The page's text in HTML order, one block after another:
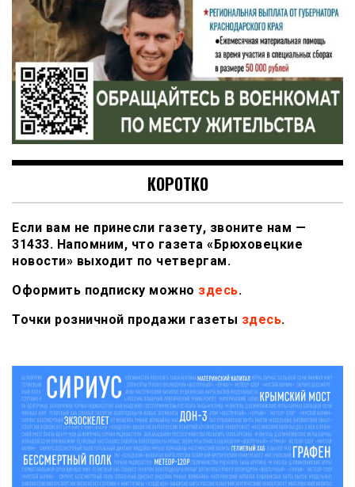
КОРОТКО
Если вам не принесли газету, звоните нам —
31433. Напомним, что газета «Брюховецкие
новости» выходит по четвергам.
Оформить подписку можно здесь.
Точки розничной продажи газеты здесь.